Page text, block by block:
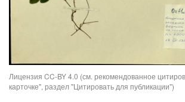
Лицензия CC-BY 4.0 (см. рекомендованное
карточке", раздел "Цитировать для публикации")